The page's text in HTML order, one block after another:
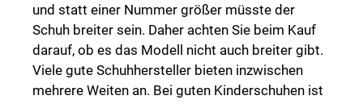
und statt einer Nummer größer müsste der
Schuh breiter sein. Daher achten Sie beim Kauf
darauf, ob es das Modell nicht auch breiter gibt.
Viele gute Schuhhersteller bieten inzwischen
mehrere Weiten an. Bei guten Kinderschuhen ist